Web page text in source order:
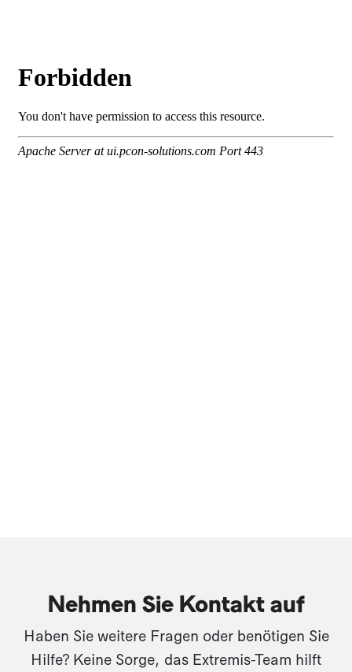
Nehmen Sie Kontakt auf
Haben Sie weitere Fragen oder benötigen Sie
Hilfe? Keine Sorge, das Extremis-Team hilft